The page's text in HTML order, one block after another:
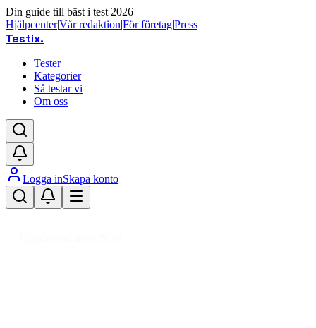
Din guide till bäst i test 2026
Hjälpcenter|Vår redaktion|För företag|Press
Testix.
Tester
Kategorier
Så testar vi
Om oss
Logga inSkapa konto